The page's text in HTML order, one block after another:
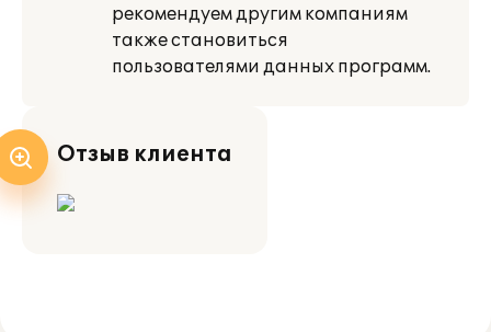
рекомендуем другим компаниям
также становиться
пользователями данных программ.
Отзыв клиента